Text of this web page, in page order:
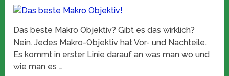
Das beste Makro Objektiv? Gibt es das wirklich?
Nein. Jedes Makro-Objektiv hat Vor- und Nachteile.
Es kommt in erster Linie darauf an was man wo und
wie man es …